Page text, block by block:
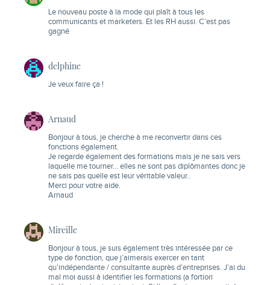
Le nouveau poste à la mode qui plaît à tous les
communicants et marketers. Et les RH aussi. C’est pas
gagné
delphine
Je veux faire ça !
Arnaud
Bonjour à tous, je cherche à me reconvertir dans ces
fonctions également.
Je regarde également des formations mais je ne sais vers
laquelle me tourner… elles ne sont pas diplômantes donc je
ne sais pas quelle est leur véritable valeur..
Merci pour votre aide.
Arnaud
Mireille
Bonjour à tous, je suis également très intéressée par ce
type de fonction, que j’aimerais exercer en tant
qu’indépendante / consultante auprès d’entreprises. J’ai du
mal moi aussi à identifier les formations (a fortiori